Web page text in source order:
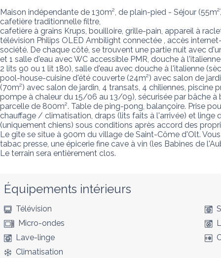
Maison indépendante de 130m², de plain-pied - Séjour
cafetière traditionnelle filtre,
cafetière à grains Krups, bouilloire, grille-pain, appareil à
télévision Philips OLED Ambilight connectée , accès
société. De chaque côté, se trouvent une partie nuit avec
et 1 salle d'eau avec WC accessible PMR, douche à
2 lits 90 ou 1 lit 180), salle d'eau avec douche à l'italienne
pool-house-cuisine d'été couverte (24m²) avec salon de
(70m²) avec salon de jardin, 4 transats, 4 chiliennes,
pompe à chaleur du 15/06 au 13/09), sécurisée par bâche
parcelle de 800m². Table de ping-pong, balançoire. Prise
chauffage / climatisation, draps (lits faits à l'arrivée) et
(uniquement chiens) sous conditions après accord des
Le gite se situe à 900m du village de Saint-Côme d'Olt.
tabac presse, une épicerie fine cave à vin (les Babines de
Le terrain sera entièrement clos.
Équipements intérieurs
Télévision
Micro-ondes
Lave-linge
Climatisation